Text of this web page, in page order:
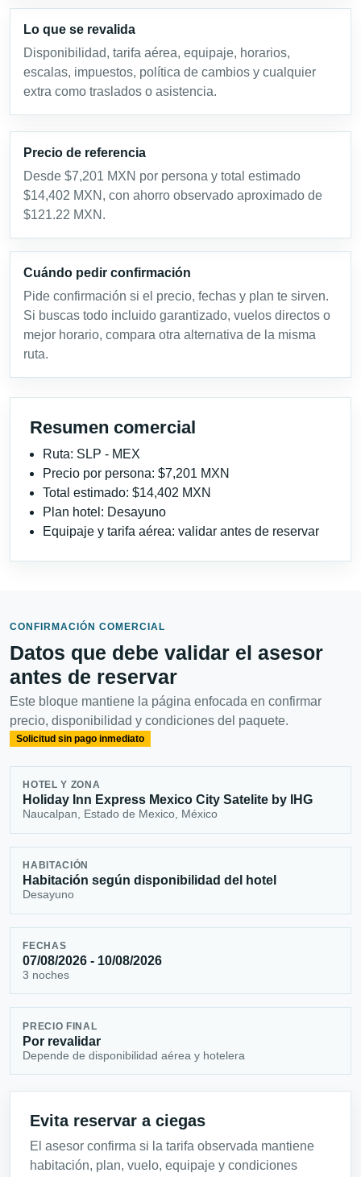
Lo que se revalida
Disponibilidad, tarifa aérea, equipaje, horarios,
escalas, impuestos, política de cambios y cualquier
extra como traslados o asistencia.
Precio de referencia
Desde $7,201 MXN por persona y total estimado
$14,402 MXN, con ahorro observado aproximado de
$121.22 MXN.
Cuándo pedir confirmación
Pide confirmación si el precio, fechas y plan te sirven.
Si buscas todo incluido garantizado, vuelos directos o
mejor horario, compara otra alternativa de la misma
ruta.
Resumen comercial
Ruta: SLP - MEX
Precio por persona: $7,201 MXN
Total estimado: $14,402 MXN
Plan hotel: Desayuno
Equipaje y tarifa aérea: validar antes de reservar
CONFIRMACIÓN COMERCIAL
Datos que debe validar el asesor
antes de reservar
Este bloque mantiene la página enfocada en confirmar
precio, disponibilidad y condiciones del paquete.
Solicitud sin pago inmediato
HOTEL Y ZONA
Holiday Inn Express Mexico City Satelite by IHG
Naucalpan, Estado de Mexico, México
HABITACIÓN
Habitación según disponibilidad del hotel
Desayuno
FECHAS
07/08/2026 - 10/08/2026
3 noches
PRECIO FINAL
Por revalidar
Depende de disponibilidad aérea y hotelera
Evita reservar a ciegas
El asesor confirma si la tarifa observada mantiene
habitación, plan, vuelo, equipaje y condiciones